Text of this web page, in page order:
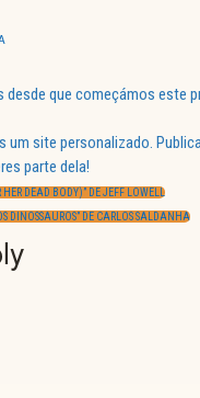
desde que começámos este
um site personalizado.
parte dela!
DEAD BODY)” DE JEFF LOWELL
DINOSSAUROS” DE CARLOS SALDANHA